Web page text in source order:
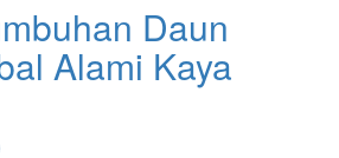
Luka:
Obat
Herbal
Daun
Alami Kaya